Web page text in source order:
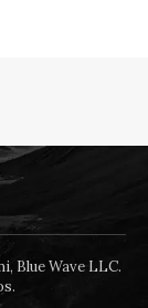
Blue Wave LLC.